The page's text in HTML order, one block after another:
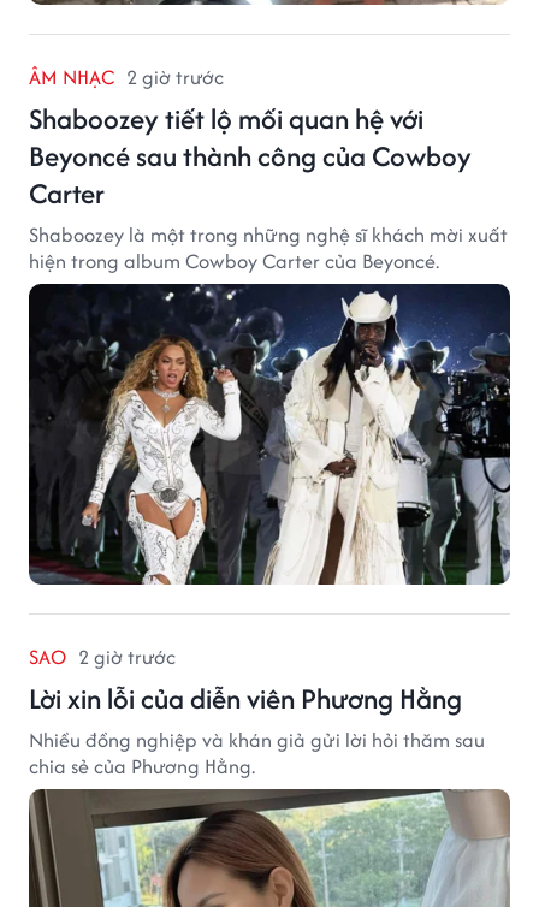
ÂM NHẠC 2 giờ trước
Shaboozey tiết lộ mối quan hệ với
Beyoncé sau thành công của Cowboy
Carter
Shaboozey là một trong những nghệ sĩ khách mời xuất
hiện trong album Cowboy Carter của Beyoncé.
SAO 2 giờ trước
Lời xin lỗi của diễn viên Phương Hằng
Nhiều đồng nghiệp và khán giả gửi lời hỏi thăm sau
chia sẻ của Phương Hằng.